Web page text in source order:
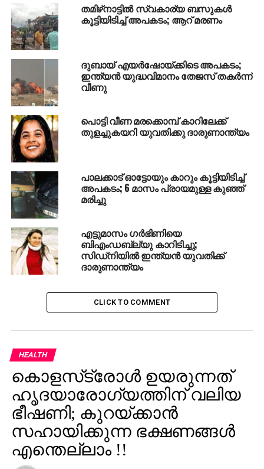
തമിഴ്‌നാട്ടില്‍ സ്വകാര്യ ബസുകള്‍
കൂട്ടിയിടിച്ച് അപകടം; ആറ് മരണം
ദുബായ് എയര്‍ഷോയ്ക്കിടെ അപകടം;
ഇന്ത്യന്‍ യുദ്ധവിമാനം തേജസ് തകര്‍ന്ന്
വീണു
പൊട്ടി വീണ മരക്കൊമ്പ് കാറിലേക്ക്
തുളച്ചുകയറി യുവതിക്കു ദാരുണാന്ത്യം
പാലക്കാട് ഓട്ടോയും കാറും കൂട്ടിയിടിച്ച്
അപകടം; 6 മാസം പ്രായമുള്ള കുഞ്ഞ്
മരിച്ചു
എട്ടുമാസം ഗര്‍ഭിണിയെ
ബിഎംഡബ്ല്യു കാറിടിച്ചു;
സിഡ്‌നിയില്‍ ഇന്ത്യന്‍ യുവതിക്ക്
ദാരുണാന്ത്യം
CLICK TO COMMENT
HEALTH
കൊളസ്‌ട്രോള്‍ ഉയരുന്നത്
ഹൃദയാരോഗ്യത്തിന് വലിയ
ഭീഷണി; കുറയ്ക്കാന്‍
സഹായിക്കുന്ന ഭക്ഷണങ്ങള്‍
എന്തെല്ലാം !!